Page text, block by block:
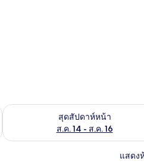
ส.ค. 7 - ส.ค. 9สุดสัปดาห์หน้า
ส.ค. 14 - ส.ค. 16
ตรวจสอบจำนวนห้องพักว่างในสุดสั
แสดง